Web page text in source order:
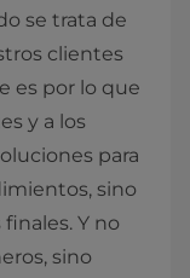
se trata de
clientes
es por lo que
y a los
para
sino
Y no
sino